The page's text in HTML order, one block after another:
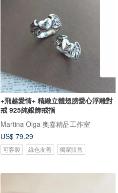
+飛越愛情+ 精緻立體翅膀愛心浮雕對
戒 925純銀飾戒指
Martina Olga 奧嘉精品工作室
US$ 79.29
可客製 綠色友善 獨家販售